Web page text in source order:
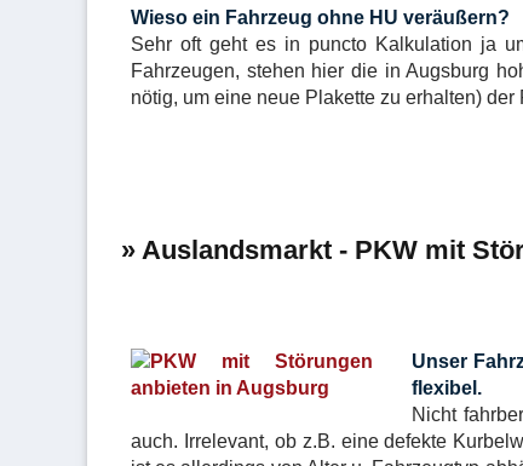
Wieso ein Fahrzeug ohne HU veräußern?
Sehr oft geht es in puncto Kalkulation ja
Fahrzeugen, stehen hier die in Augsburg
nötig, um eine neue Plakette zu erhalten) der
» Auslandsmarkt - PKW mit
Unser
flexibel.
Nicht
auch. Irrelevant, ob z.B. eine defekte